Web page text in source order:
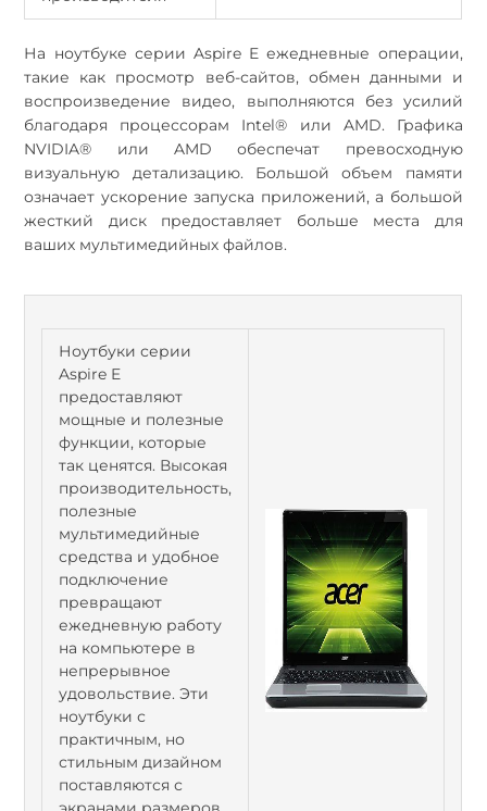
На ноутбуке серии Aspire E ежедневные операции,
такие как просмотр веб-сайтов, обмен данными и
воспроизведение видео, выполняются без усилий
благодаря процессорам Intel® или AMD. Графика
NVIDIA® или AMD обеспечат превосходную
визуальную детализацию. Большой объем памяти
означает ускорение запуска приложений, а большой
жесткий диск предоставляет больше места для
ваших мультимедийных файлов.
Ноутбуки серии
Aspire E
предоставляют
мощные и полезные
функции, которые
так ценятся. Высокая
производительность,
полезные
мультимедийные
средства и удобное
подключение
превращают
ежедневную работу
на компьютере в
непрерывное
удовольствие. Эти
ноутбуки с
практичным, но
стильным дизайном
поставляются с